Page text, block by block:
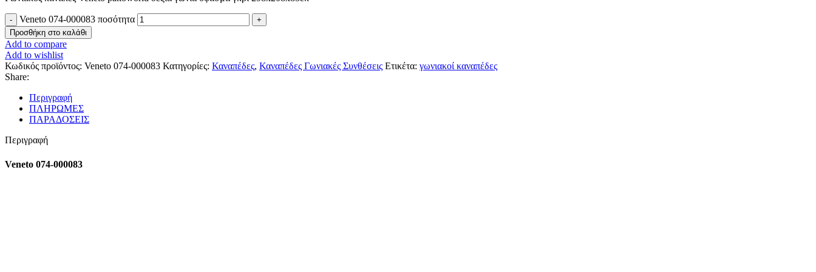
Veneto 074-000083 ποσότητα
Προσθήκη στο καλάθι
Add to compare
Add to wishlist
Κωδικός προϊόντος: Veneto 074-000083 Κατηγορίες: Καναπέδες, Καναπέδες Γωνιακές Συνθέσεις Ετικέτα: γωνιακοί καναπέδες
Share:
Περιγραφή
ΠΛΗΡΩΜΕΣ
ΠΑΡΑΔΟΣΕΙΣ
Περιγραφή
Veneto 074-000083